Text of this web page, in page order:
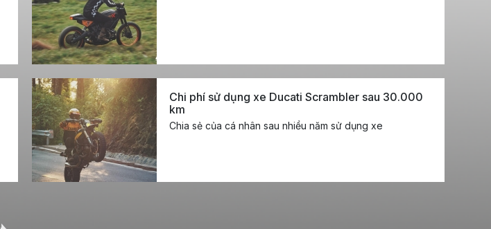
Chi phí sử dụng xe Ducati Scrambler sau 30.000
km
Chia sẻ của cá nhân sau nhiều năm sử dụng xe